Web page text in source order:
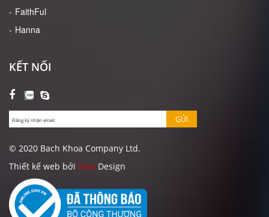
FaithFul
Hanna
KẾT NỐI
GỬI
© 2020 Bach Khoa Company Ltd.
Thiết kế web bởi Vina Design